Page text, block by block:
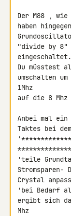
Der M88 ,
haben
"divide by 8"
eingeschaltet.
Du müsstest
umschalten
1Mhz
auf die 8 Mhz
Anbei mal ein
Taktes bei
'teile
Stromsparen-
Crystal
'bei Bedarf
ergibt sich
Mhz